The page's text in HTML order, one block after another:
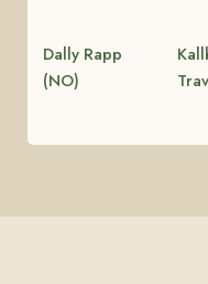
Dally Rapp
(NO)